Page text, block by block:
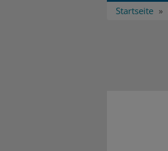
Startseite